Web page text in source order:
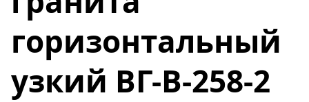
горизонтальный
узкий ВГ-В-258-2